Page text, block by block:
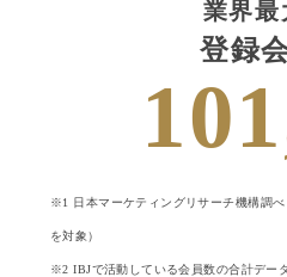
業界最
登録
※1 日本マーケティングリサーチ機構調
を対象）
※2 IBJで活動している会員数の合計デー